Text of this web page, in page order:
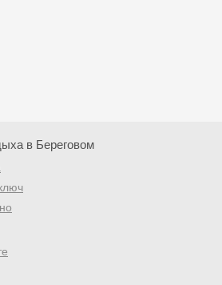
в Береговом
−5%
Оставь почту и получи